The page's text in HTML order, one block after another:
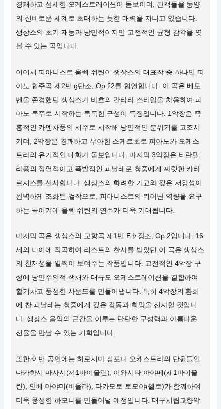
경쾌하고 섬세한 오케스트레이션이 돋보이며, 관객들을 동양
의 신비로운 세계로 초대하는 듯한 매력을 지니고 있습니다.
생상스의 초기 재능과 낭만적이지만 고전적인 균형 감각을 엿
볼 수 있는 곡입니다.
이어서 피아니스트 올렉 쉬틴이 생상스의 대표작 중 하나인 피
아노 협주곡 제2번 g단조, Op.22를 협연합니다. 이 곡은 베토
벤을 존경했던 생상스가 바흐의 칸타타 스타일을 차용하여 피
아노 독주로 시작하는 독특한 구성이 특징입니다. 1악장은 즉
흥적인 카덴차풍의 서주로 시작해 낭만적인 분위기를 고조시
키며, 2악장은 경쾌하고 우아한 스케르초로 피아노와 오케스
트라의 유기적인 대화가 돋보입니다. 마지막 3악장은 타란텔
라풍의 정열적이고 폭발적인 피날레로 청중에게 짜릿한 카타
르시스를 선사합니다. 생상스의 화려한 기교와 깊은 서정성이
완벽하게 조화된 걸작으로, 피아니스트의 뛰어난 역량을 요구
하는 곡이기에 올렉 쉬틴의 연주가 더욱 기대됩니다.
마지막 곡은 생상스의 교향곡 제1번 E♭장조, Op.2입니다. 16
세의 나이에 작곡하여 리스트의 찬사를 받았던 이 곡은 생상스
의 천재성을 일찍이 보여주는 작품입니다. 고전적인 4악장 구
성에 낭만주의적 색채와 대규모 오케스트레이션을 결합하여
활기차고 풍성한 사운드를 만들어냅니다. 특히 4악장의 환희
에 찬 피날레는 청중에게 깊은 감동과 희망을 선사할 것입니
다. 생상스 음악의 근간을 이루는 탄탄한 구성력과 아름다운
선율을 만날 수 있는 기회입니다.
또한 이번 공연에는 히로시마 심포니 오케스트라의 단원들인
다카하시 마사시(제1바이올린), 이와시타 아야메(제1바이올
린), 안베 아야미(비올라), 다카모토 토모야(첼로)가 함께하여
더욱 풍성한 하모니를 만들어낼 예정입니다. 대구시립교향악